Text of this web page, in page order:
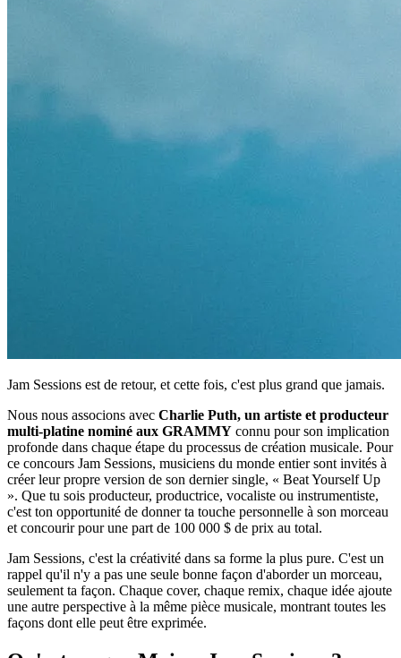
Jam Sessions est de retour, et cette fois, c'est plus grand que jamais.
Nous nous associons avec Charlie Puth, un artiste et producteur
multi-platine nominé aux GRAMMY connu pour son implication
profonde dans chaque étape du processus de création musicale. Pour
ce concours Jam Sessions, musiciens du monde entier sont invités à
créer leur propre version de son dernier single, « Beat Yourself Up
». Que tu sois producteur, productrice, vocaliste ou instrumentiste,
c'est ton opportunité de donner ta touche personnelle à son morceau
et concourir pour une part de 100 000 $ de prix au total.
Jam Sessions, c'est la créativité dans sa forme la plus pure. C'est un
rappel qu'il n'y a pas une seule bonne façon d'aborder un morceau,
seulement ta façon. Chaque cover, chaque remix, chaque idée ajoute
une autre perspective à la même pièce musicale, montrant toutes les
façons dont elle peut être exprimée.